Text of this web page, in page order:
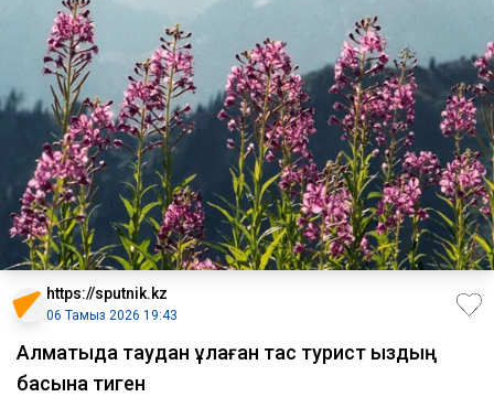
https://sputnik.kz
06 Тамыз 2026 19:43
Алматыда таудан құлаған тас турист қыздың
басына тиген